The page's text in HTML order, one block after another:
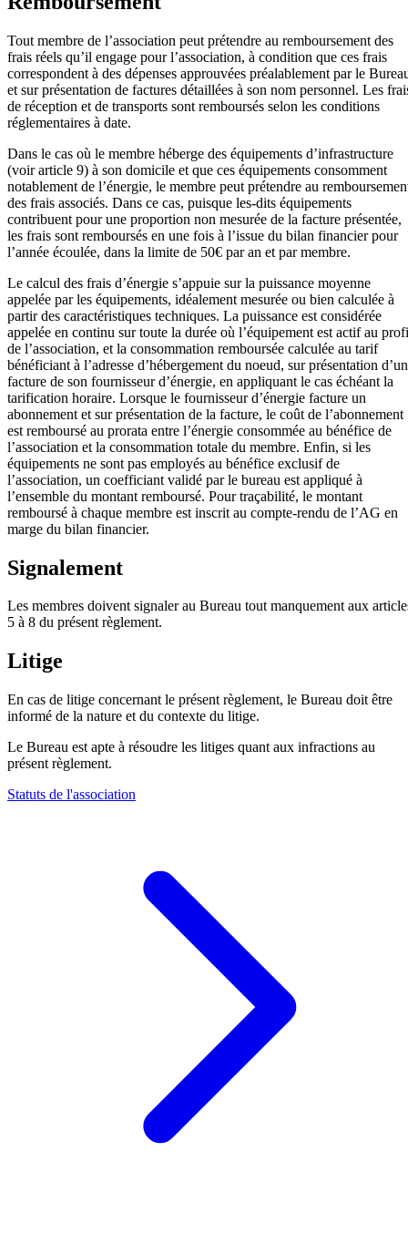
Tout membre de l’association peut prétendre au remboursement des
frais réels qu’il engage pour l’association, à condition que ces frais
correspondent à des dépenses approuvées préalablement par le
et sur présentation de factures détaillées à son nom personnel. Les
de réception et de transports sont remboursés selon les conditions
réglementaires à date.
Dans le cas où le membre héberge des équipements d’infrastructure
(voir article 9) à son domicile et que ces équipements consomment
notablement de l’énergie, le membre peut prétendre au
des frais associés. Dans ce cas, puisque les-dits équipements
contribuent pour une proportion non mesurée de la facture présentée,
les frais sont remboursés en une fois à l’issue du bilan financier pour
l’année écoulée, dans la limite de 50€ par an et par membre.
Le calcul des frais d’énergie s’appuie sur la puissance moyenne
appelée par les équipements, idéalement mesurée ou bien calculée à
partir des caractéristiques techniques. La puissance est considérée
appelée en continu sur toute la durée où l’équipement est actif au
de l’association, et la consommation remboursée calculée au tarif
bénéficiant à l’adresse d’hébergement du noeud, sur présentation
facture de son fournisseur d’énergie, en appliquant le cas échéant la
tarification horaire. Lorsque le fournisseur d’énergie facture un
abonnement et sur présentation de la facture, le coût de l’abonnement
est remboursé au prorata entre l’énergie consommée au bénéfice de
l’association et la consommation totale du membre. Enfin, si les
équipements ne sont pas employés au bénéfice exclusif de
l’association, un coefficiant validé par le bureau est appliqué à
l’ensemble du montant remboursé. Pour traçabilité, le montant
remboursé à chaque membre est inscrit au compte-rendu de l’AG en
marge du bilan financier.
Signalement
Les membres doivent signaler au Bureau tout manquement aux
5 à 8 du présent règlement.
Litige
En cas de litige concernant le présent règlement, le Bureau doit être
informé de la nature et du contexte du litige.
Le Bureau est apte à résoudre les litiges quant aux infractions au
présent règlement.
Statuts de l'association